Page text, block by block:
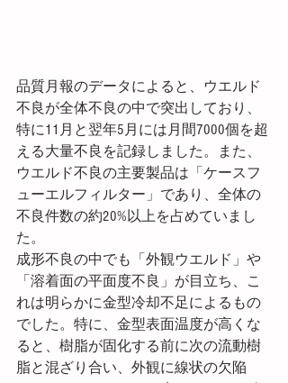
品質月報のデータによると、ウエルド
不良が全体不良の中で突出しており、
特に11月と翌年5月には月間7000個を超
える大量不良を記録しました。また、
ウエルド不良の主要製品は「ケースフ
ューエルフィルター」であり、全体の
不良件数の約20%以上を占めていまし
た。
成形不良の中でも「外観ウエルド」や
「溶着面の平面度不良」が目立ち、こ
れは明らかに金型冷却不足によるもの
でした。特に、金型表面温度が高くな
ると、樹脂が固化する前に次の流動樹
脂と混ざり合い、外観に線状の欠陥